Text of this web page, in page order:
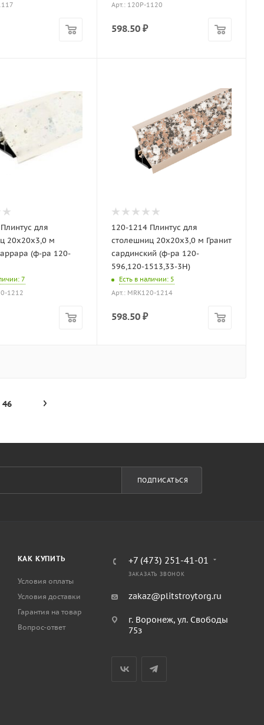
Арт.: 120P-1120
598.50 ₽
для
20х20х3,0 м
(ф-ра 120-
: 7
1212
120-1214 Плинтус для
столешниц 20х20х3,0 м Гранит
сардинский (ф-ра 120-
596,120-1513,33-3H)
Есть в наличии: 5
Арт.: MRK120-1214
598.50 ₽
46
ПОДПИСАТЬСЯ
КАК КУПИТЬ
Условия оплаты
Условия доставки
Гарантия на товар
Вопрос-ответ
+7 (473) 251-41-01
ЗАКАЗАТЬ ЗВОНОК
zakaz@plitstroytorg.ru
г. Воронеж, ул. Свободы
75з